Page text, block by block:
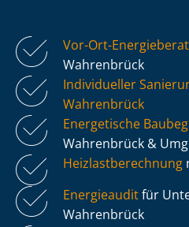
Vor-Ort-
Wahrenbrück
Individueller
Wahrenbrück
Energetische
Wahrenbrück &
Heiz­last­be­rech­nung
Energieauditfür
Wahrenbrück